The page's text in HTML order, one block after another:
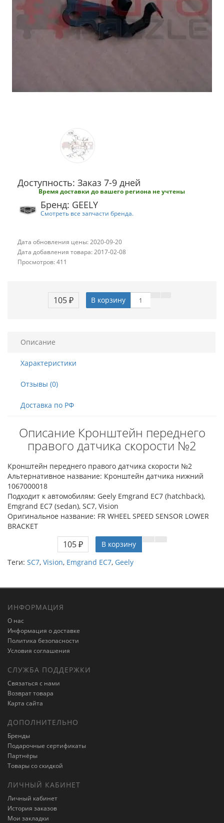
Доступность: Заказ 7-9 дней
Время доставки до вашего региона не учтены
Бренд: GEELY
Смотреть все запчасти бренда.
Дата обновления цены: 2020-09-20
Дата добавления товара: 2017-02-08
Просмотров: 411
105 ₽ В корзину
Описание
Характеристики
Отзывы (0)
Доставка по РФ
Описание Кронштейн переднего
правого датчика скорости №2
Кронштейн переднего правого датчика скорости №2
Альтернативное название: Кронштейн датчика нижний
1067000018
Подходит к автомобилям: Geely Emgrand EC7 (hatchback),
Emgrand EC7 (sedan), SC7, Vision
Оригинальное название: FR WHEEL SPEED SENSOR LOWER
BRACKET
105 ₽
В корзину
Теги: SC7, Vision, Emgrand EC7, Geely
ИНФОРМАЦИЯ
О нас
Информация о доставке
Политика безопасности
Условия соглашения
СЛУЖБА ПОДДЕРЖКИ
Связаться с нами
Возврат товара
Карта сайта
ДОПОЛНИТЕЛЬНО
Бренды
Подарочные сертификаты
Партнёры
Товары со скидкой
ЛИЧНЫЙ КАБИНЕТ
Личный кабинет
История заказов
Мои закладки